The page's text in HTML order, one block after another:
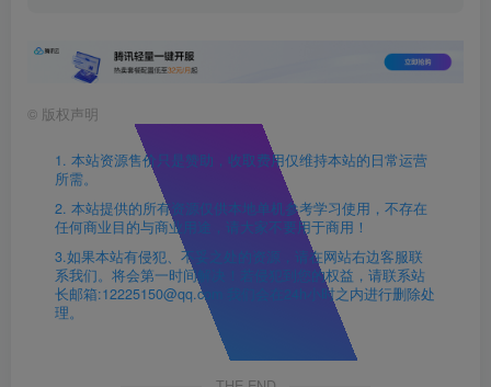
© 版权声明
1. 本站资源售价只是赞助，收取费用仅维持本站的日常运营
所需。
2. 本站提供的所有资源仅供本地单机参考学习使用，不存在
任何商业目的与商业用途，请大家不要用于商用！
3.如果本站有侵犯、不妥之处的资源，请在网站右边客服联
系我们。将会第一时间解决！若侵犯到您的权益，请联系站
长邮箱:12225150@qq.com 我们会在24h小时之内进行删除处
理。